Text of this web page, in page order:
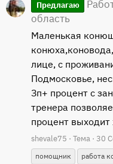
Предлагаю
область
Маленькая
лице, с
Подмосковье,
Зп+ процент с
тренера
процент
shevale75 Тема 30
помощник
работа